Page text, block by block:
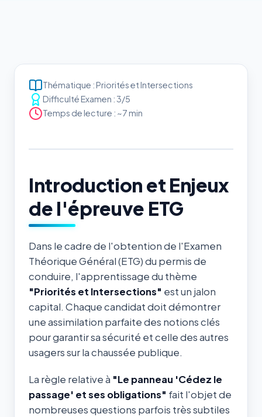
Thématique : Priorités et Intersections
Difficulté Examen : 3/5
Temps de lecture : ~7 min
Introduction et Enjeux
de l'épreuve ETG
Dans le cadre de l'obtention de l'Examen
Théorique Général (ETG) du permis de
conduire, l'apprentissage du thème
"Priorités et Intersections" est un jalon
capital. Chaque candidat doit démontrer
une assimilation parfaite des notions clés
pour garantir sa sécurité et celle des autres
usagers sur la chaussée publique.
La règle relative à "Le panneau 'Cédez le
passage' et ses obligations" fait l'objet de
nombreuses questions parfois très subtiles